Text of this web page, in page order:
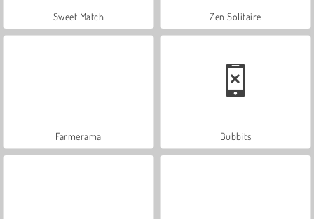
Sweet Match Zen Solitaire
Farmerama Bubbits